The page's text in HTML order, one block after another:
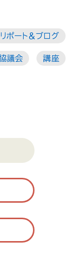
リポート＆ブログ
議会 講座